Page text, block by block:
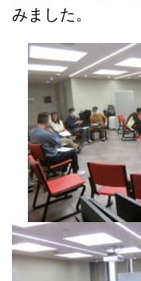
みました。